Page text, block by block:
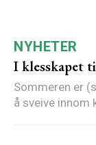
NYHETER
I klesskapet
Sommeren er